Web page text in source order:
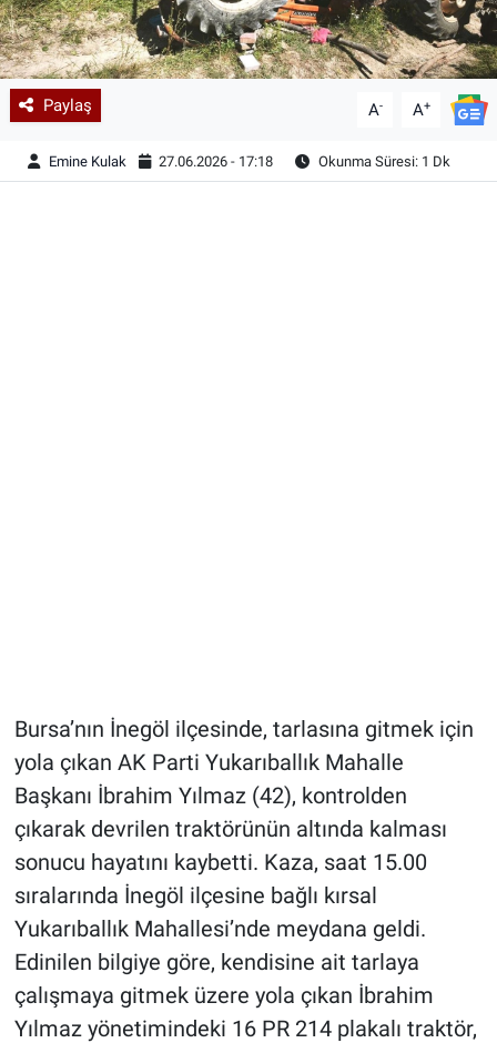
Paylaş A- A+
Emine Kulak 27.06.2026 - 17:18 Okunma Süresi: 1 Dk
Bursa’nın İnegöl ilçesinde, tarlasına gitmek için
yola çıkan AK Parti Yukarıballık Mahalle
Başkanı İbrahim Yılmaz (42), kontrolden
çıkarak devrilen traktörünün altında kalması
sonucu hayatını kaybetti. Kaza, saat 15.00
sıralarında İnegöl ilçesine bağlı kırsal
Yukarıballık Mahallesi’nde meydana geldi.
Edinilen bilgiye göre, kendisine ait tarlaya
çalışmaya gitmek üzere yola çıkan İbrahim
Yılmaz yönetimindeki 16 PR 214 plakalı traktör,